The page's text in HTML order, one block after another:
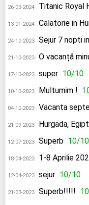
26-03-2024 Titanic Royal
13-01-2024 Calatorie in
24-10-2023 Sejur 7 nopti
21-10-2023 O vacanță
17-10-2023 super 10/10
10-10-2023 Multumim !
04-10-2023 Vacanta
21-09-2023 Hurgada, Egipt
12-07-2023 Superb 10/10
18-04-2023 1-8 Aprilie
12-04-2023 sejur 10/10
21-03-2023 Superb!!!!!